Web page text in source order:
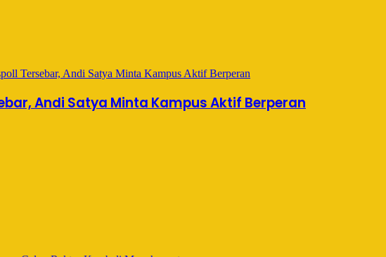
Andi Satya Minta Kampus Aktif Berperan